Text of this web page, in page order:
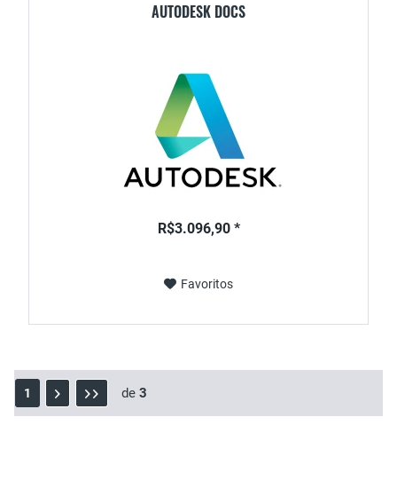
AUTODESK DOCS
R$3.096,90 *
Favoritos
1 de 3